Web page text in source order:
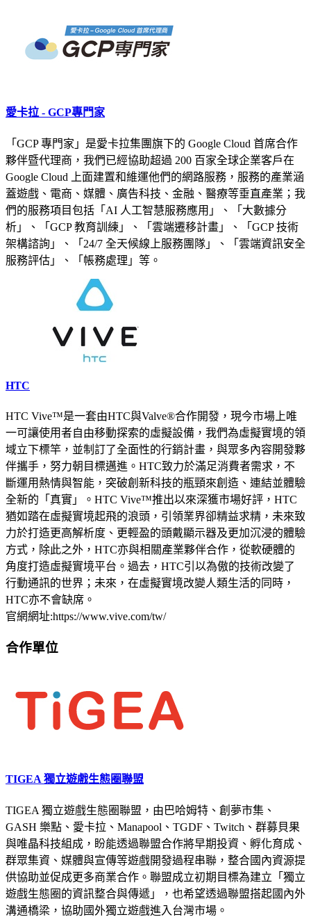
愛卡拉 - GCP專門家
「GCP 專門家」是愛卡拉集團旗下的 Google Cloud 首席合作
夥伴暨代理商，我們已經協助超過 200 百家全球企業客戶在
Google Cloud 上面建置和維運他們的網路服務，服務的產業涵
蓋遊戲、電商、媒體、廣告科技、金融、醫療等垂直產業；我
們的服務項目包括「AI 人工智慧服務應用」、「大數據分
析」、「GCP 教育訓練」、「雲端遷移計畫」、「GCP 技術
架構諮詢」、「24/7 全天候線上服務團隊」、「雲端資訊安全
服務評估」、「帳務處理」等。
HTC
HTC Vive™是一套由HTC與Valve®合作開發，現今市場上唯
一可讓使用者自由移動探索的虛擬設備，我們為虛擬實境的領
域立下標竿，並制訂了全面性的行銷計畫，與眾多內容開發夥
伴攜手，努力朝目標邁進。HTC致力於滿足消費者需求，不
斷運用熱情與智能，突破創新科技的瓶頸來創造、連結並體驗
全新的「真實」。HTC Vive™推出以來深獲市場好評，HTC
猶如踏在虛擬實境起飛的浪頭，引領業界卻精益求精，未來致
力於打造更高解析度、更輕盈的頭戴顯示器及更加沉浸的體驗
方式，除此之外，HTC亦與相關產業夥伴合作，從軟硬體的
角度打造虛擬實境平台。過去，HTC引以為傲的技術改變了
行動通訊的世界；未來，在虛擬實境改變人類生活的同時，
HTC亦不會缺席。
官網網址:https://www.vive.com/tw/
合作單位
TIGEA 獨立遊戲生態圈聯盟
TIGEA 獨立遊戲生態圈聯盟，由巴哈姆特、創夢市集、
GASH 樂點、愛卡拉、Manapool、TGDF、Twitch、群募貝果
與唯晶科技組成，盼能透過聯盟合作將早期投資、孵化育成、
群眾集資、媒體與宣傳等遊戲開發過程串聯，整合國內資源提
供協助並促成更多商業合作。聯盟成立初期目標為建立「獨立
遊戲生態圈的資訊整合與傳遞」，也希望透過聯盟搭起國內外
溝通橋梁，協助國外獨立遊戲進入台灣市場。